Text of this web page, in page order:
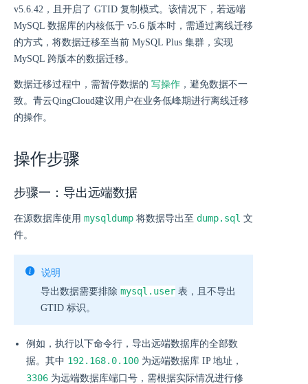
v5.6.42，且开启了 GTID 复制模式。该情况下，若远端
MySQL 数据库的内核低于 v5.6 版本时，需通过离线迁移
的方式，将数据迁移至当前 MySQL Plus 集群，实现
MySQL 跨版本的数据迁移。
数据迁移过程中，需暂停数据的 写操作 ，避免数据不一
致。青云QingCloud建议用户在业务低峰期进行离线迁移
的操作。
操作步骤
步骤一：导出远端数据
在源数据库使用 mysqldump 将数据导出至 dump.sql 文
件。
说明
导出数据需要排除 mysql.user 表，且不导出
GTID 标识。
例如，执行以下命令行，导出远端数据库的全部数
据。其中 192.168.0.100 为远端数据库 IP 地址，
3306 为远端数据库端口号，需根据实际情况进行修